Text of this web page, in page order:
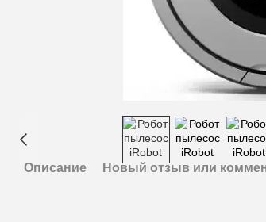
Описание Новый отзыв или